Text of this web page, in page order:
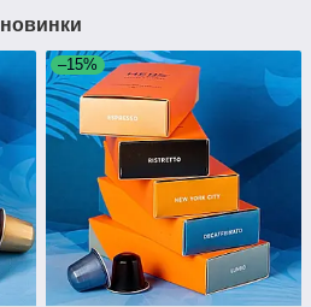
новинки
–15%